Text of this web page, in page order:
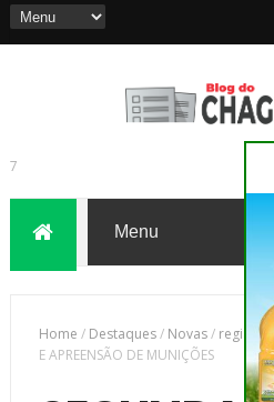
7
Home / Destaques/ Novas/ região/
E APREENSÃO DE MUNIÇÕES